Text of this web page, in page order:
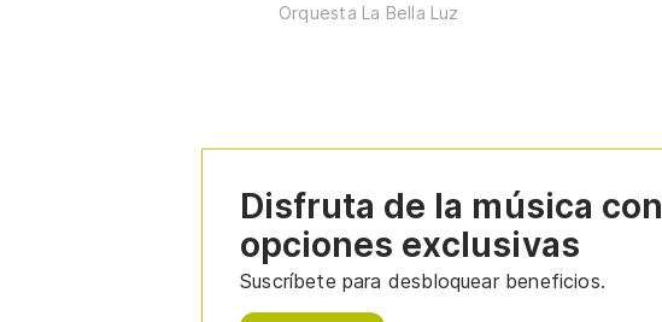
Orquesta La Bella Luz
Disfruta de la música con
opciones exclusivas
Suscríbete para desbloquear beneficios.